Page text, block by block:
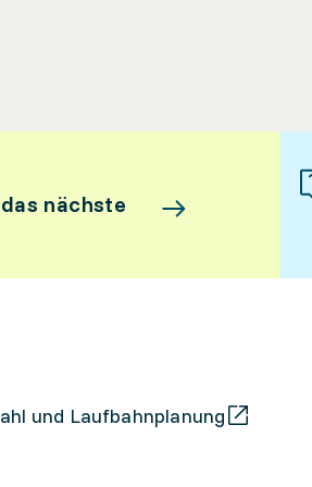
nächste
und Laufbahnplanung